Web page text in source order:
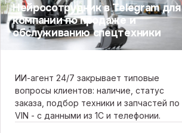
Нейросотрудник в Telegram для
компании по продаже и
обслуживанию спецтехники
ИИ-агент 24/7 закрывает типовые
вопросы клиентов: наличие, статус
заказа, подбор техники и запчастей по
VIN - с данными из 1С и телефонии.